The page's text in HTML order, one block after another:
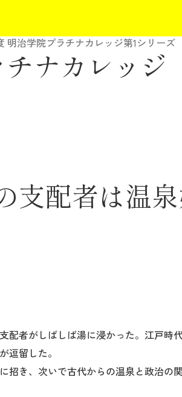
明治学院プラチナカレッジ第1シリーズ
ナカレッジ
配者は温
者がしばしば湯に浸かった。江戸時
逗留した。
き、次いで古代からの温泉と政治の